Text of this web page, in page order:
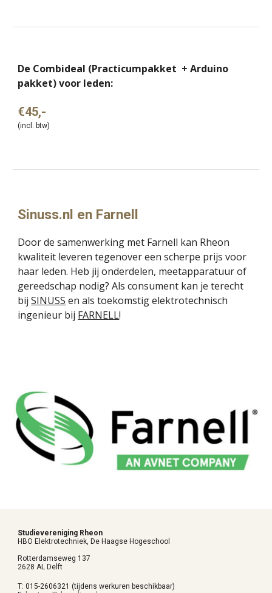
De Combideal (Practicumpakket +Arduino
pakket) voor leden:
€45,-
(incl. btw)
Sinuss.nl en Farnell
Door de samenwerking met Farnell kan Rheon
kwaliteit leveren tegenover een scherpe prijs voor
haar leden. Heb jij onderdelen, meetapparatuur of
gereedschap nodig?Als consument kan je terecht
bijSINUSS en als toekomstig elektrotechnisch
ingenieur bij FARNELL!
Studievereniging Rheon
HBO Elektrotechniek, De Haagse Hogeschool
Rotterdamseweg 137
2628 AL Delft
T:015-2606321 (tijdens werkuren beschikbaar)